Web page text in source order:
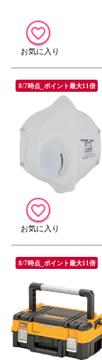
8/7時点_ポイント最大11倍
8/7時点_ポイント最大11倍